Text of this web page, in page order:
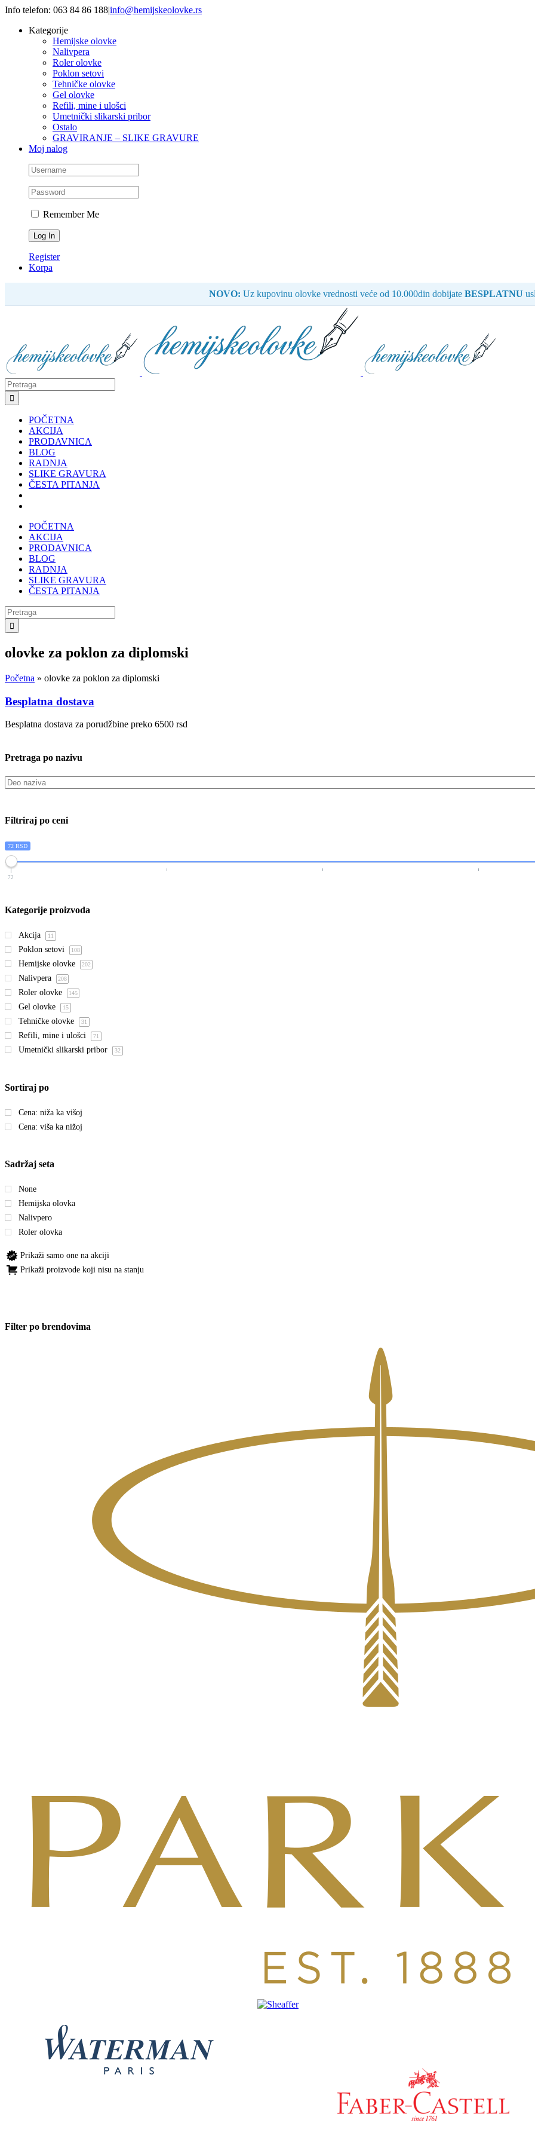
Skip
content
Info telefon: 063 84 86 188|info@hemijskeolovke.rs
Kategorije
Hemijske olovke
Nalivpera
Roler olovke
Poklon setovi
Tehničke olovke
Gel olovke
Refili, mine i ulošci
Umetnički slikarski pribor
Ostalo
GRAVIRANJE – SLIKE GRAVURE
Moj nalog
Remember Me
Register
Korpa
NOVO: Uz kupovinu olovke vrednosti veće od 10.000din dobijate BESPLATNU
Search
for:
POČETNA
AKCIJA
PRODAVNICA
BLOG
RADNJA
SLIKE GRAVURA
ČESTA PITANJA
POČETNA
AKCIJA
PRODAVNICA
BLOG
RADNJA
SLIKE GRAVURA
ČESTA PITANJA
Search
for:
olovke za poklon za diplomski
Početna » olovke za poklon za diplomski
Pretraga po nazivu
Filtriraj po ceni
72 RSD
72
Kategorije proizvoda
Akcija 11
Poklon setovi 108
Hemijske olovke 202
Nalivpera 208
Roler olovke 145
Gel olovke 15
Tehničke olovke 31
Refili, mine i ulošci 71
Umetnički slikarski pribor 32
Sortiraj po
Cena: niža ka višoj
Cena: viša ka nižoj
Sadržaj seta
None
Hemijska olovka
Nalivpero
Roler olovka
Prikaži samo one na akciji
Prikaži proizvode koji nisu na stanju
Filter po brendovima
Besplatna dostava
Besplatna dostava za porudžbine preko 6500 rsd